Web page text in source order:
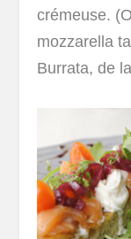
crémeuse.
mozzarella
Burrata, de